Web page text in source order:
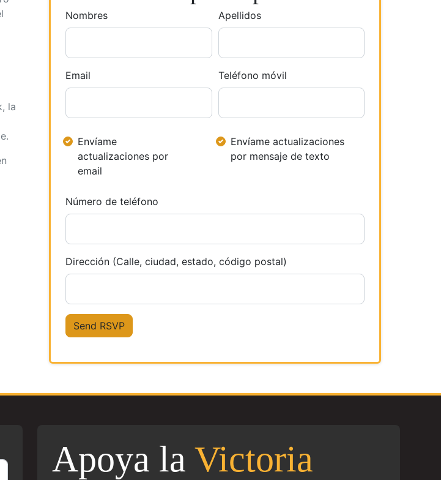
la
Nombres Apellidos
Email Teléfono móvil
Envíame
actualizaciones por
email
Envíame actualizaciones
por mensaje de texto
Número de teléfono
Dirección (Calle, ciudad, estado, código postal)
Apoya la Victoria